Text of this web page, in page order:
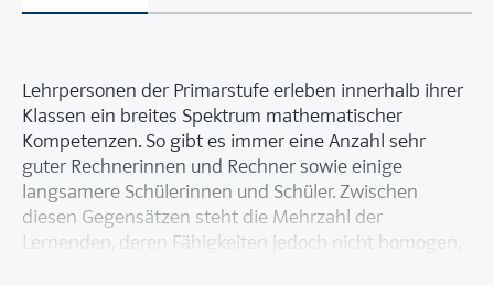
Lehrpersonen der Primarstufe erleben innerhalb ihrer
Klassen ein breites Spektrum mathematischer
Kompetenzen. So gibt es immer eine Anzahl sehr
guter Rechnerinnen und Rechner sowie einige
langsamere Schülerinnen und Schüler. Zwischen
diesen Gegensätzen steht die Mehrzahl der
Lernenden, deren Fähigkeiten jedoch nicht homogen,